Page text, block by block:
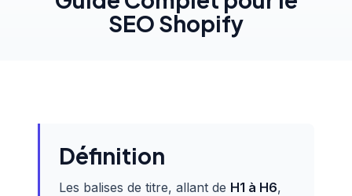
SEO Shopify
Définition
Les balises de titre, allant de H1 à H6,